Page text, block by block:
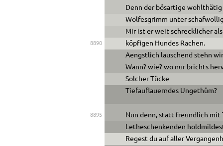
Denn der bösartige
Wolfesgrimm unter
Mir ist er weit schrecklicher als
8890
köpfigen Hundes Rachen.
Aengstlich lauschend stehn
Wann? wie? wo nur brichts
Solcher Tücke
Tiefauflauerndes Ungethüm?
8895
Nun denn, statt freundlich mit
Letheschenkenden
Regest du auf aller